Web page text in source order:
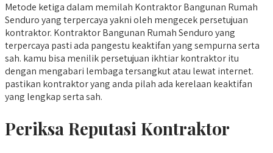
Metode ketiga dalam memilah Kontraktor Bangunan Rumah
Senduro yang terpercaya yakni oleh mengecek persetujuan
kontraktor. Kontraktor Bangunan Rumah Senduro yang
terpercaya pasti ada pangestu keaktifan yang sempurna serta
sah. kamu bisa menilik persetujuan ikhtiar kontraktor itu
dengan mengabari lembaga tersangkut atau lewat internet.
pastikan kontraktor yang anda pilah ada kerelaan keaktifan
yang lengkap serta sah.
Periksa Reputasi Kontraktor